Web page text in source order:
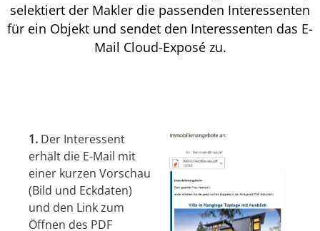
selektiert der Makler die passenden Interessenten
für ein Objekt und sendet den Interessenten das E-
Mail Cloud-Exposé zu.
1. Der Interessent
erhält die E-Mail mit
einer kurzen Vorschau
(Bild und Eckdaten)
und den Link zum
Öffnen des PDF